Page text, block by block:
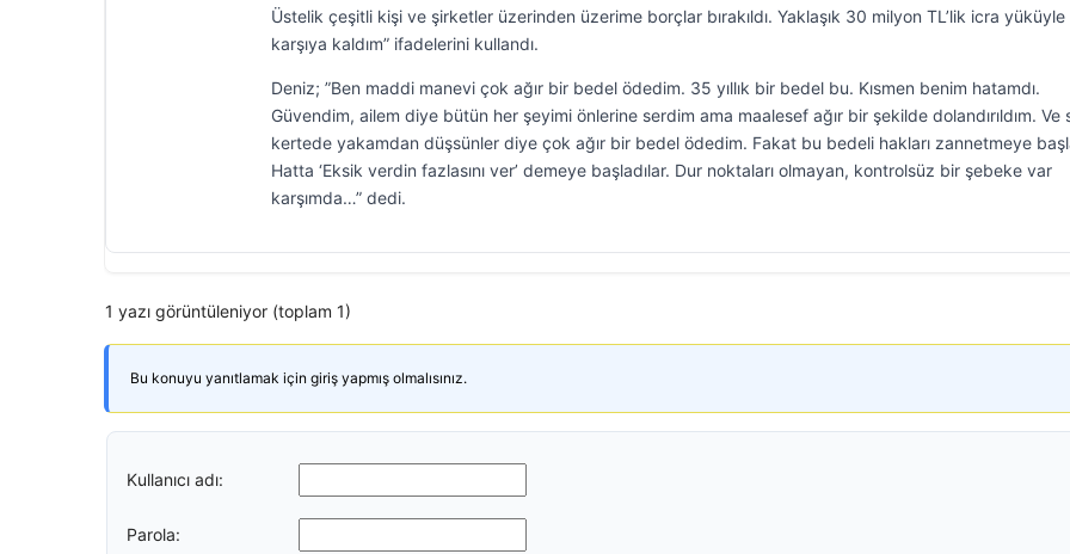
Üstelik çeşitli kişi ve şirketler üzerinden üzerime borçlar bırakıldı. Yaklaşık 30 milyon TL’lik icra yüküyle
karşıya kaldım” ifadelerini kullandı.
Deniz; ”Ben maddi manevi çok ağır bir bedel ödedim. 35 yıllık bir bedel bu. Kısmen benim hatamdı.
Güvendim, ailem diye bütün her şeyimi önlerine serdim ama maalesef ağır bir şekilde dolandırıldım. Ve
kertede yakamdan düşsünler diye çok ağır bir bedel ödedim. Fakat bu bedeli hakları zannetmeye
Hatta ‘Eksik verdin fazlasını ver’ demeye başladılar. Dur noktaları olmayan, kontrolsüz bir şebeke var
karşımda…” dedi.
1 yazı görüntüleniyor (toplam 1)
Bu konuyu yanıtlamak için giriş yapmış olmalısınız.
Kullanıcı adı:
Parola: